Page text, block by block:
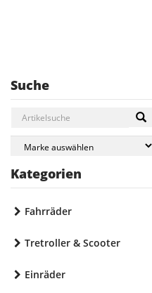
Suche
Kategorien
Fahrräder
Tretroller & Scooter
Einräder